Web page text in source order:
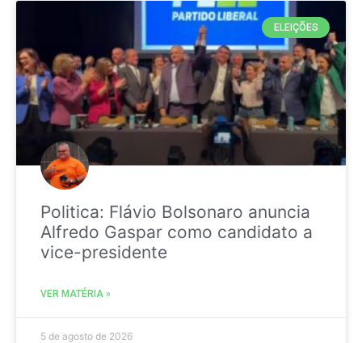
ELEIÇÕES
Politica: Flávio Bolsonaro anuncia
Alfredo Gaspar como candidato a
vice-presidente
VER MATÉRIA »
5 de agosto de 2026